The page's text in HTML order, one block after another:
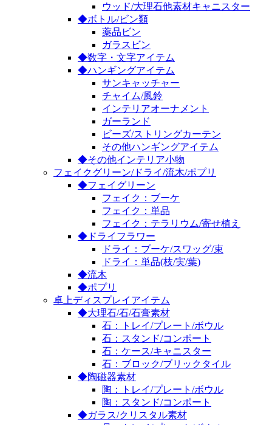
ウッド/大理石他素材キャニスター
◆ボトル/ビン類
薬品ビン
ガラスビン
◆数字・文字アイテム
◆ハンギングアイテム
サンキャッチャー
チャイム/風鈴
インテリアオーナメント
ガーランド
ビーズ/ストリングカーテン
その他ハンギングアイテム
◆その他インテリア小物
フェイクグリーン/ドライ/流木/ポプリ
◆フェイグリーン
フェイク：ブーケ
フェイク：単品
フェイク：テラリウム/寄せ植え
◆ドライフラワー
ドライ：ブーケ/スワッグ/束
ドライ：単品(枝/実/葉)
◆流木
◆ポプリ
卓上ディスプレイアイテム
◆大理石/石/石膏素材
石：トレイ/プレート/ボウル
石：スタンド/コンポート
石：ケース/キャニスター
石：ブロック/ブリックタイル
◆陶磁器素材
陶：トレイ/プレート/ボウル
陶：スタンド/コンポート
◆ガラス/クリスタル素材